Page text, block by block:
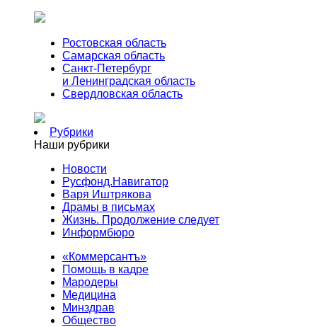
Ростовская область
Самарская область
Санкт-Петербург
и Ленинградская область
Свердловская область
Рубрики
Наши рубрики
Новости
Русфонд.Навигатор
Варя Иштрякова
Драмы в письмах
Жизнь. Продолжение следует
Информбюро
«Коммерсантъ»
Помощь в кадре
Мародеры
Медицина
Минздрав
Общество